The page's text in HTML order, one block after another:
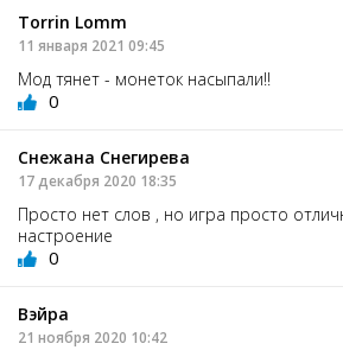
Torrin Lomm
11 января 2021 09:45
Мод тянет - монеток насыпали!!
0
Снежана Снегирева
17 декабря 2020 18:35
Просто нет слов , но игра просто
настроение
0
Вэйра
21 ноября 2020 10:42